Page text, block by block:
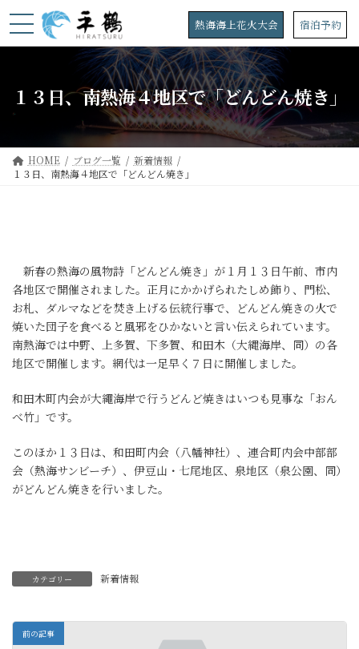
ン
プ
ビ
動
熱海海上花火大会 宿泊予約
１３日、南熱海４地区で「どんどん焼き」
HOME ブログ一覧
新着情報
１３日、南熱海４地区で「どんどん焼き」
新春の熱海の風物詩「どんどん焼き」が１月１３日午前、市内
各地区で開催されました。正月にかかげられたしめ飾り、門松、
お札、ダルマなどを焚き上げる伝統行事で、どんどん焼きの火で
焼いた団子を食べると風邪をひかないと言い伝えられています。
南熱海では中野、上多賀、下多賀、和田木（大縄海岸、同）の各
地区で開催します。網代は一足早く７日に開催しました。
和田木町内会が大繩海岸で行うどんど焼きはいつも見事な「おん
べ竹」です。
このほか１３日は、和田町内会（八幡神社）、連合町内会中部部
会（熱海サンビーチ）、伊豆山・七尾地区、泉地区（泉公園、同）
がどんどん焼きを行いました。
カテゴリー 新着情報
前の記事